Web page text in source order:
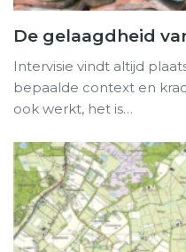
De gelaagdheid
Intervisie vindt altijd
bepaalde context en
ook werkt, het is…